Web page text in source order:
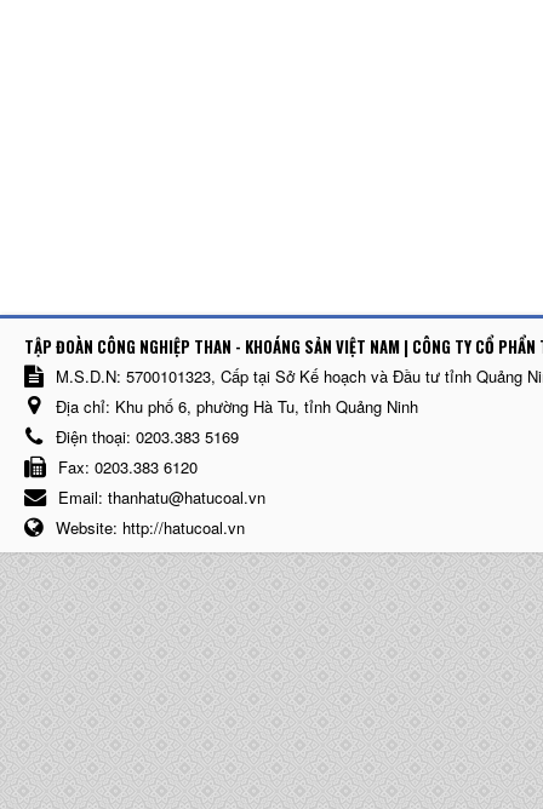
TẬP ĐOÀN CÔNG NGHIỆP THAN - KHOÁNG SẢN VIỆT NAM | CÔNG TY CỔ
M.S.D.N: 5700101323, Cấp tại Sở Kế hoạch và Đầu tư tỉnh Quảng
Địa chỉ: Khu phố 6, phường Hà Tu, tỉnh Quảng Ninh
Điện thoại: 0203.383 5169
Fax: 0203.383 6120
Email: thanhatu@hatucoal.vn
Website: http://hatucoal.vn